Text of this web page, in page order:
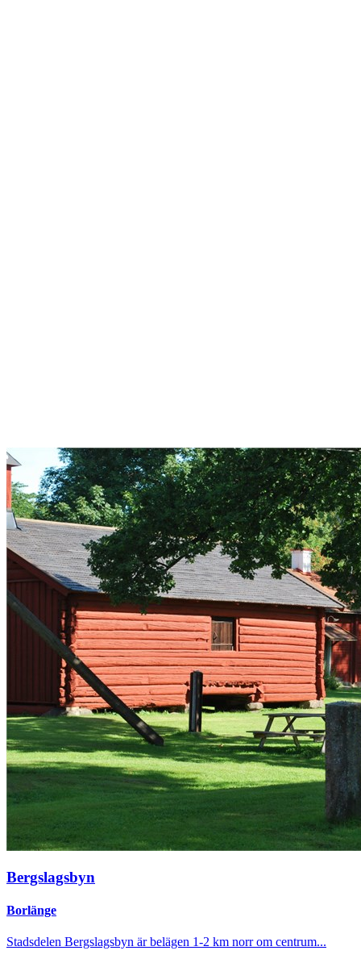
Bergslagsbyn
Borlänge
Stadsdelen Bergslagsbyn är belägen 1-2 km norr om centrum...